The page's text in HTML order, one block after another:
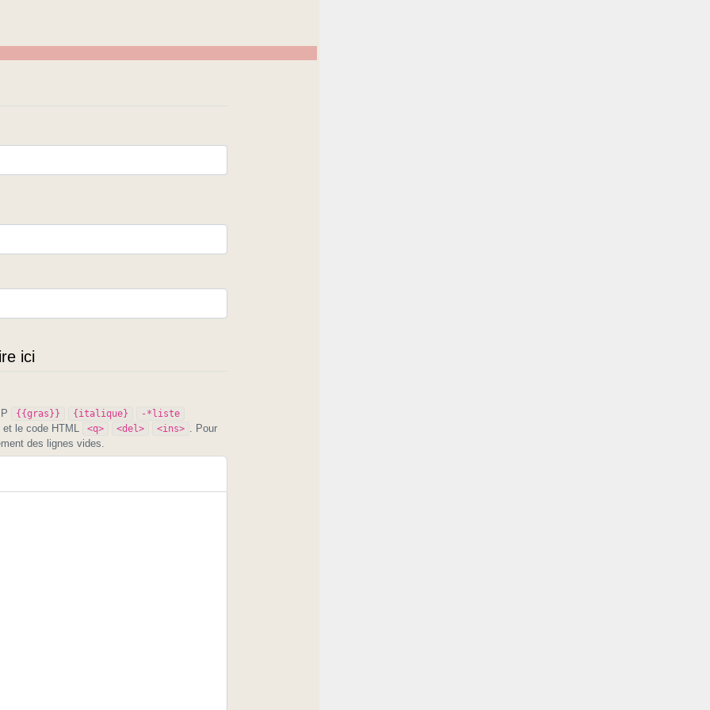
ici
{{gras}} {italique} -*liste
et le code HTML <q> <del> <ins>
. Pour
des lignes vides.